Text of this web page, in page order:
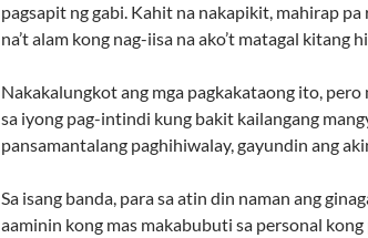
pagsapit ng gabi. Kahit na nakapikit, mahirap
na’t alam kong nag-iisa na ako’t matagal kitang
Nakakalungkot ang mga pagkakataong ito, pero
sa iyong pag-intindi kung bakit kailangang
pansamantalang paghihiwalay, gayundin ang
Sa isang banda, para sa atin din naman ang
aaminin kong mas makabubuti sa personal